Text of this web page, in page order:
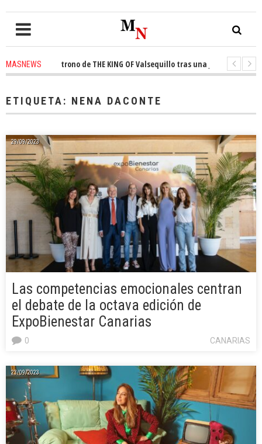
MASNEWSel trono de THE KING OF Valsequillo tras una jornada de
ETIQUETA: NENA DACONTE
29/09/2023
Las competencias emocionales centran
el debate de la octava edición de
ExpoBienestar Canarias
CANARIAS
0
23/09/2023